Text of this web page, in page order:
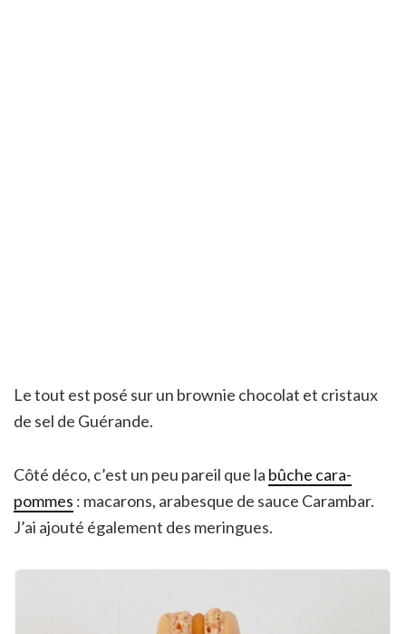
Le tout est posé sur un brownie chocolat et cristaux
de sel de Guérande.
Côté déco, c’est un peu pareil que la bûche cara-
pommes : macarons, arabesque de sauce Carambar.
J’ai ajouté également des meringues.